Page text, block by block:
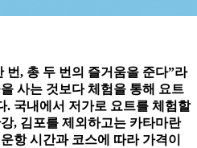
번, 총 두 번의 즐거움을 준다”라
사는 것보다 체험을 통해 요트
. 국내에서 저가로 요트를 체험할
, 김포를 제외하고는 카타마란
항 시간과 코스에 따라 가격이